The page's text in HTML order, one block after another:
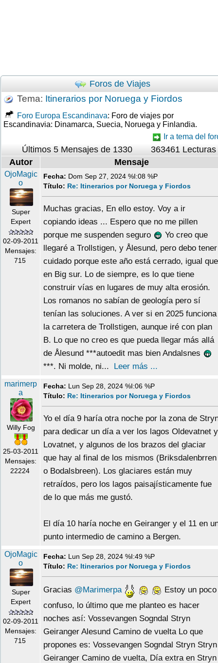
Foros de Viajes
Tema: Itinerarios por Noruega y Fiordos
Foro Europa Escandinava: Foro de viajes por
Escandinavia: Dinamarca, Suecia, Noruega y Finlandia.
Ir a tema del
Últimos 5 Mensajes de 1330
363461 Lecturas
Autor
Mensaje
OjoMagic
o
Super
Expert
02-09-2011
Mensajes:
715
Fecha: Dom Sep 27, 2024 %I:08 %P
Título: Re: Itinerarios por Noruega y Fiordos
Muchas gracias, En ello estoy. Voy a ir
copiando ideas ... Espero que no me pillen
porque me suspenden seguro
Yo creo que
llegaré a Trollstigen, y Ålesund, pero debo tener
cuidado porque este año está cerrado, igual que
en Big sur. Lo de siempre, es lo que tiene
construir vías en lugares de muy alta erosión.
Los romanos no sabían de geología pero sí
tenían las soluciones. A ver si en 2025 funciona
la carretera de Trollstigen, aunque iré con plan
B. Lo que no creo es que pueda llegar más allá
de Ålesund ***autoedit mas bien Andalsnes
***. Ni molde, ni... Leer más ...
marimerp
a
Willy Fog
25-03-2011
Mensajes:
22224
Fecha: Lun Sep 28, 2024 %I:06 %P
Título: Re: Itinerarios por Noruega y Fiordos
Yo el día 9 haría otra noche por la zona de
para dedicar un día a ver los lagos Oldevatnet y
Lovatnet, y algunos de los brazos del glaciar
que hay al final de los mismos (Briksdalenbrren
o Bodalsbreen). Los glaciares están muy
retraídos, pero los lagos paisajísticamente fue
de lo que más me gustó.
El día 10 haría noche en Geiranger y el 11 en
punto intermedio de camino a Bergen.
OjoMagic
o
Super
Expert
02-09-2011
Mensajes:
715
Fecha: Lun Sep 28, 2024 %I:49 %P
Título: Re: Itinerarios por Noruega y Fiordos
Gracias @Marimerpa
Estoy un poco
confuso, lo último que me planteo es hacer
noches así: Vossevangen Sogndal Stryn
Geiranger Alesund Camino de vuelta Lo que
propones es: Vossevangen Sogndal Stryn Stryn
Geiranger Camino de vuelta, Día extra en Stryn